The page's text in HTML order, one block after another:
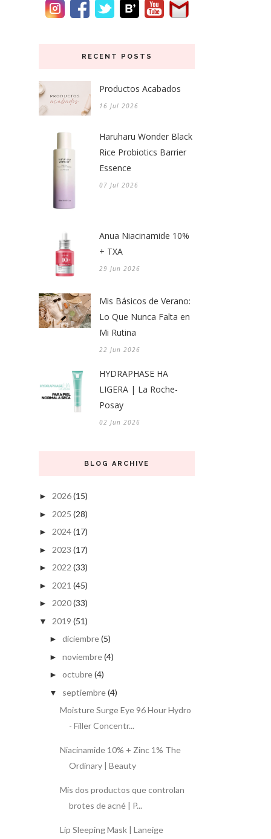
RECENT POSTS
Productos Acabados
16 Jul 2026
Haruharu Wonder Black
Rice Probiotics Barrier
Essence
07 Jul 2026
Anua Niacinamide 10%
+ TXA
29 Jun 2026
Mis Básicos de Verano:
Lo Que Nunca Falta en
Mi Rutina
22 Jun 2026
HYDRAPHASE HA
LIGERA | La Roche-
Posay
02 Jun 2026
BLOG ARCHIVE
► 2026(15)
► 2025 (28)
► 2024(17)
► 2023 (17)
► 2022 (33)
► 2021 (45)
► 2020(33)
▼ 2019 (51)
► diciembre(5)
► noviembre(4)
► octubre(4)
▼ septiembre(4)
Moisture Surge Eye 96 Hour Hydro
- Filler Concentr...
Niacinamide 10% + Zinc 1% The
Ordinary | Beauty
Mis dos productos que controlan
brotes de acné | P...
Lip Sleeping Mask | Laneige